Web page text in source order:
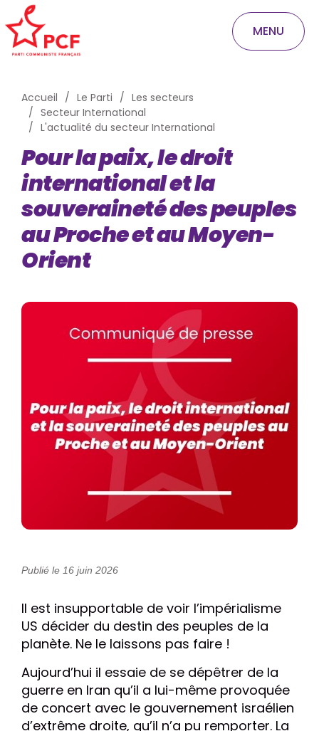
MENU
Accueil Le Parti
Les secteurs
Secteur International
L'actualité du secteur International
Pour la paix, le droit
international et la
souveraineté des peuples
au Proche et au Moyen-
Orient
Publié le 16 juin 2026
Il est insupportable de voir l’impérialisme
US décider du destin des peuples de la
planète. Ne le laissons pas faire !
Aujourd’hui il essaie de se dépêtrer de la
guerre en Iran qu’il a lui-même provoquée
de concert avec le gouvernement israélien
d’extrême droite, qu’il n’a pu remporter. La